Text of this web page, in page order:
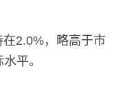
2.0%，略高于市
平。